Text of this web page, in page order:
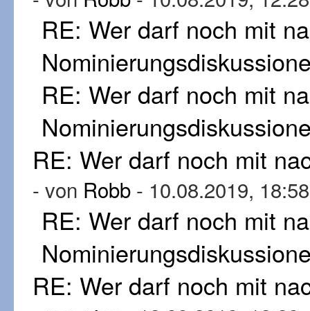
RE: Wer darf noch mit
RE: Wer darf noch mit
RE: Wer darf noch mit
- von Robb - 10.08.2019, 18:58
RE: Wer darf noch mit
RE: Wer darf noch mit